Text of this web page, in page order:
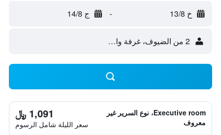
خ 13/8 - ج 14/8
2 من الضيوف، غرفة واحدة
Executive room، نوع السرير غير
معروف
1,091 ﷼
سعر الليلة شامل الرسوم